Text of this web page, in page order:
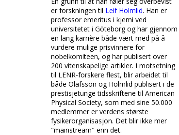
er forskningen til Leif Holmlid. Han er
professor emeritus i kjemi ved
universitetet i Göteborg og har gjennom
en lang karrière både vært med på å
vurdere mulige prisvinnere for
nobelkomiteen, og har publisert over
200 vitenskapelige artikler. I motsetning
til LENR-forskere flest, blir arbeidet til
både Olafsson og Holmlid publisert i de
prestisjetunge tidsskriftene til American
Physical Society, som med sine 50.000
medlemmer er verdens største
fysikerorganisasjon. Det blir ikke mer
"mainstream" enn det.